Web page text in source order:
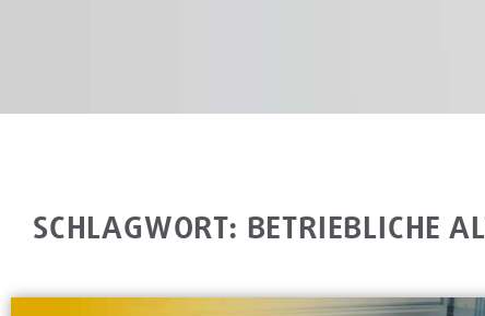
SCHLAGWORT: BETRIEBLICHE